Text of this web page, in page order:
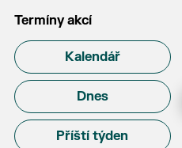
Termíny akcí
Kalendář
Dnes
Příští týden